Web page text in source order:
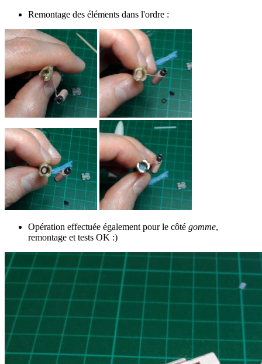
Remontage des éléments dans l'ordre :
Opération effectuée également pour le côté gomme,
remontage et tests OK :)